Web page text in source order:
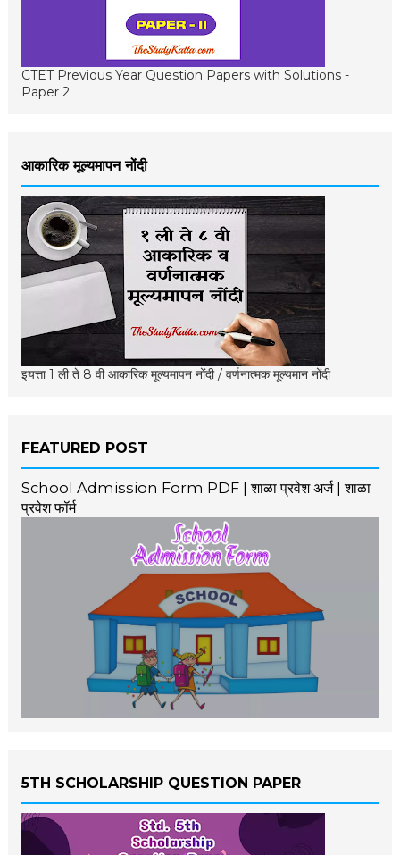
CTET Previous Year Question Papers with Solutions -
Paper 2
आकारिक मूल्यमापन नोंदी
इयत्ता 1 ली ते 8 वी आकारिक मूल्यमापन नोंदी / वर्णनात्मक मूल्यमान नोंदी
FEATURED POST
School Admission Form PDF | शाळा प्रवेश अर्ज | शाळा
प्रवेश फॉर्म
5TH SCHOLARSHIP QUESTION PAPER